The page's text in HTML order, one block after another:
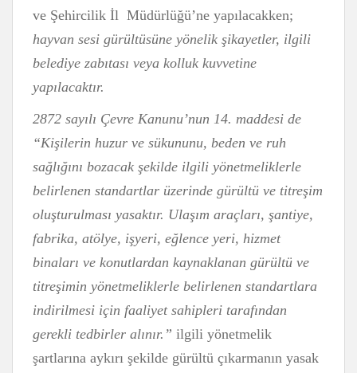
ve Şehircilik İl Müdürlüğü’ne yapılacakken;
hayvan sesi gürültüsüne yönelik şikayetler, ilgili
belediye zabıtası veya kolluk kuvvetine
yapılacaktır.
2872 sayılı Çevre Kanunu’nun 14. maddesi de
“Kişilerin huzur ve sükununu, beden ve ruh
sağlığını bozacak şekilde ilgili yönetmeliklerle
belirlenen standartlar üzerinde gürültü ve titreşim
oluşturulması yasaktır. Ulaşım araçları, şantiye,
fabrika, atölye, işyeri, eğlence yeri, hizmet
binaları ve konutlardan kaynaklanan gürültü ve
titreşimin yönetmeliklerle belirlenen standartlara
indirilmesi için faaliyet sahipleri tarafından
gerekli tedbirler alınır.” ilgili yönetmelik
şartlarına aykırı şekilde gürültü çıkarmanın yasak